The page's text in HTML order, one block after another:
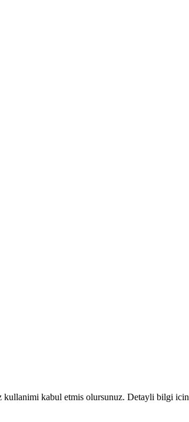
kullanimi kabul etmis olursunuz. Detayli bilgi icin